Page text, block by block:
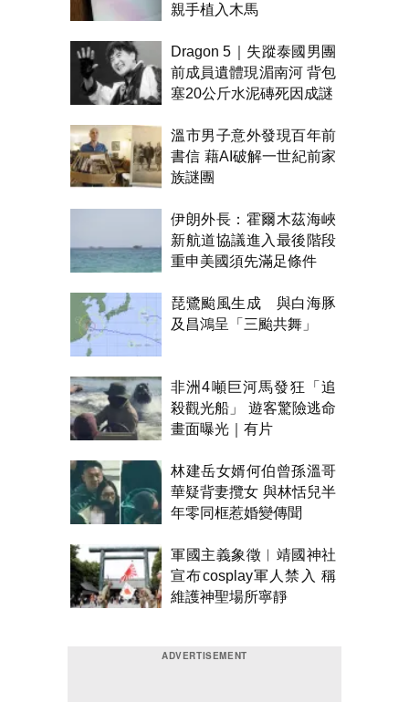
親手植入木馬
Dragon 5｜失蹤泰國男團
前成員遺體現湄南河 背包
塞20公斤水泥磚死因成謎
溫市男子意外發現百年前
書信 藉AI破解一世紀前家
族謎團
伊朗外長：霍爾木茲海峽
新航道協議進入最後階段
重申美國須先滿足條件
琵鷺颱風生成 與白海豚
及昌鴻呈「三颱共舞」
非洲4噸巨河馬發狂「追
殺觀光船」 遊客驚險逃命
畫面曝光｜有片
林建岳女婿何伯曾孫溫哥
華疑背妻攬女 與林恬兒半
年零同框惹婚變傳聞
軍國主義象徵︱靖國神社
宣布cosplay軍人禁入 稱
維護神聖場所寧靜